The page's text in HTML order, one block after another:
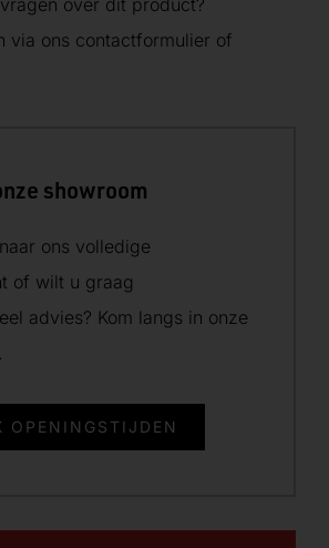
via ons contactformulier of
showroom
ons volledige
of wilt u graag
advies? Kom langs in onze
OPENINGSTIJDEN